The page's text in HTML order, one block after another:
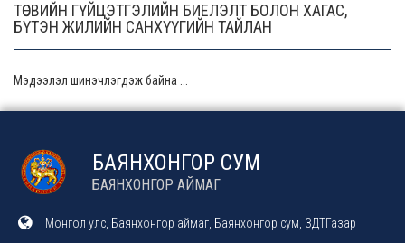
ТӨСВИЙН ГҮЙЦЭТГЭЛИЙН БИЕЛЭЛТ БОЛОН ХАГАС,
БҮТЭН ЖИЛИЙН САНХҮҮГИЙН ТАЙЛАН
Мэдээлэл шинэчлэгдэж байна ...
БАЯНХОНГОР СУМ
БАЯНХОНГОР АЙМАГ
Монгол улс, Баянхонгор аймаг, Баянхонгор сум, ЗДТГазар